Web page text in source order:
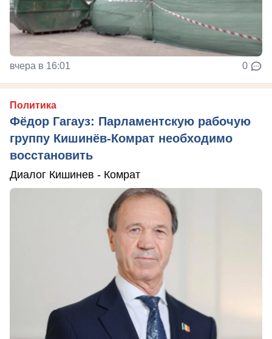
вчера в 16:01 0
Политика
Фёдор Гагауз: Парламентскую рабочую
группу Кишинёв-Комрат необходимо
восстановить
Диалог Кишинев - Комрат